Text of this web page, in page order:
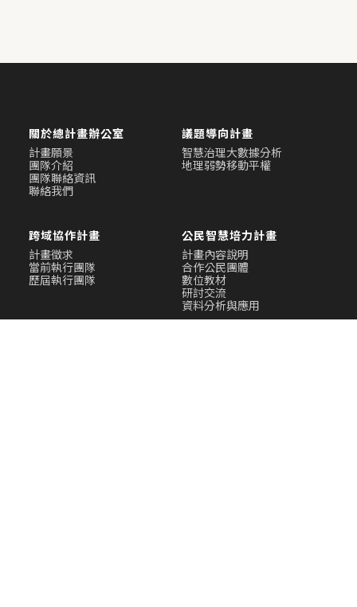
關於總計畫辦公室
計畫願景
團隊介紹
團隊聯絡資訊
聯絡我們
議題導向計畫
智慧治理大數據分析
地理弱勢移動平權
跨域協作計畫
計畫徵求
當前執行團隊
歷屆執行團隊
公民智慧培力計畫
計畫內容說明
合作公民團體
數位教材
研討交流
資料分析與應用